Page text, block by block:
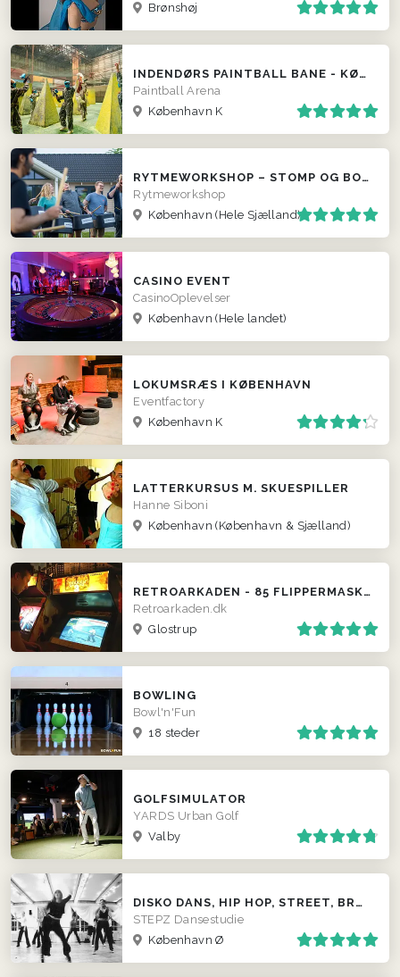
Brønshøj
INDENDØRS PAINTBALL BANE - KØBENHAVN
Paintball Arena
København K
RYTMEWORKSHOP – STOMP OG BODYPERCUSSION
Rytmeworkshop
København(Hele Sjælland)
CASINO EVENT
CasinoOplevelser
København(Hele landet)
LOKUMSRÆS I KØBENHAVN
Eventfactory
København K
LATTERKURSUS M. SKUESPILLER
Hanne Siboni
København(København & Sjælland)
RETROARKADEN - 85 FLIPPERMASKINER I GLOSTRUP
Retroarkaden.dk
Glostrup
BOWLING
Bowl'n'Fun
18 steder
GOLFSIMULATOR
YARDS Urban Golf
Valby
DISKO DANS, HIP HOP, STREET, BRUDEVALS M.M - KØBENHAVN
STEPZ Dansestudie
København Ø